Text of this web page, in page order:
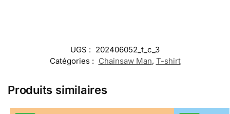
UGS : 202406052_t_c_3
Catégories : Chainsaw Man, T-shirt
Produits similaires